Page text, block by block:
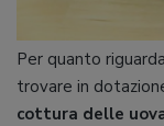
Per quanto
trovare in
cottura delle